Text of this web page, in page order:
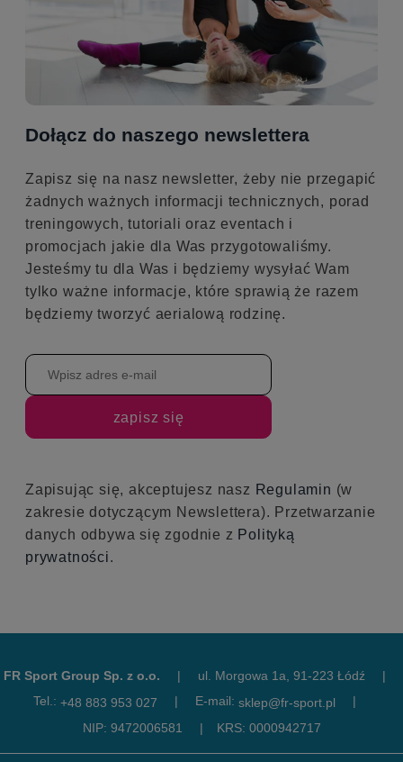
Dołącz do naszego newslettera
Zapisz się na nasz newsletter, żeby nie przegapić
żadnych ważnych informacji technicznych, porad
treningowych, tutoriali oraz eventach i
promocjach jakie dla Was przygotowaliśmy.
Jesteśmy tu dla Was i będziemy wysyłać Wam
tylko ważne informacje, które sprawią że razem
będziemy tworzyć aerialową rodzinę.
zapisz się
Zapisując się, akceptujesz nasz Regulamin (w
zakresie dotyczącym Newslettera). Przetwarzanie
danych odbywa się zgodnie z Polityką
prywatności.
FR Sport Group Sp. z o.o. | ul. Morgowa 1a, 91-223 Łódź
|
Tel.: +48 883 953 027 | E-mail: sklep@fr-sport.pl
|
NIP: 9472006581
| KRS: 0000942717